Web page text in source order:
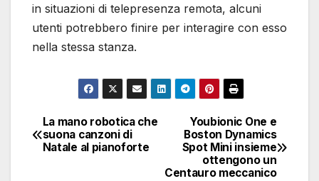
in situazioni di telepresenza remota, alcuni
utenti potrebbero finire per interagire con esso
nella stessa stanza.
Navigazione
articoli
Youbionic One e
Boston Dynamics
Spot Mini insieme
ottengono un
Centauro meccanico
La mano robotica che
suona canzoni di
Natale al pianoforte